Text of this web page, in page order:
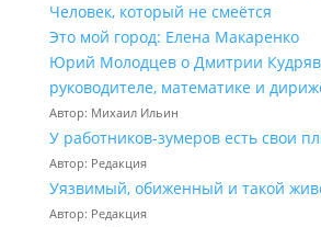
Человек, который не смеётся
Это мой город: Елена Макаренко
Юрий Молодцев о Дмитрии
руководителе, математике и
Автор: Михаил Ильин
У работников‑зумеров есть свои
Автор: Редакция
Уязвимый, обиженный и такой
Автор: Редакция